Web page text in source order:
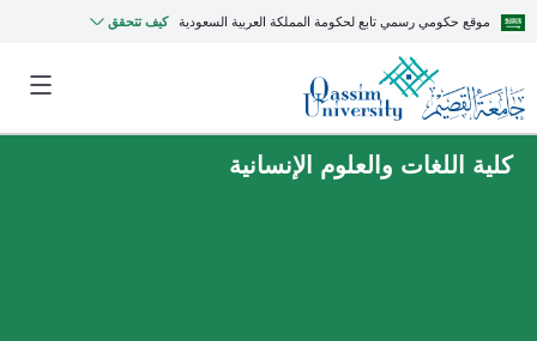
موقع حكومي رسمي تابع لحكومة المملكة العربية السعودية كيف تتحقق
كلية اللغات والعلوم الإنسانية